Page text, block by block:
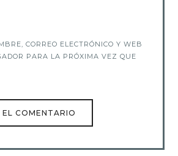
CORREO ELECTRÓNICO Y WEB
PARA LA PRÓXIMA VEZ QUE